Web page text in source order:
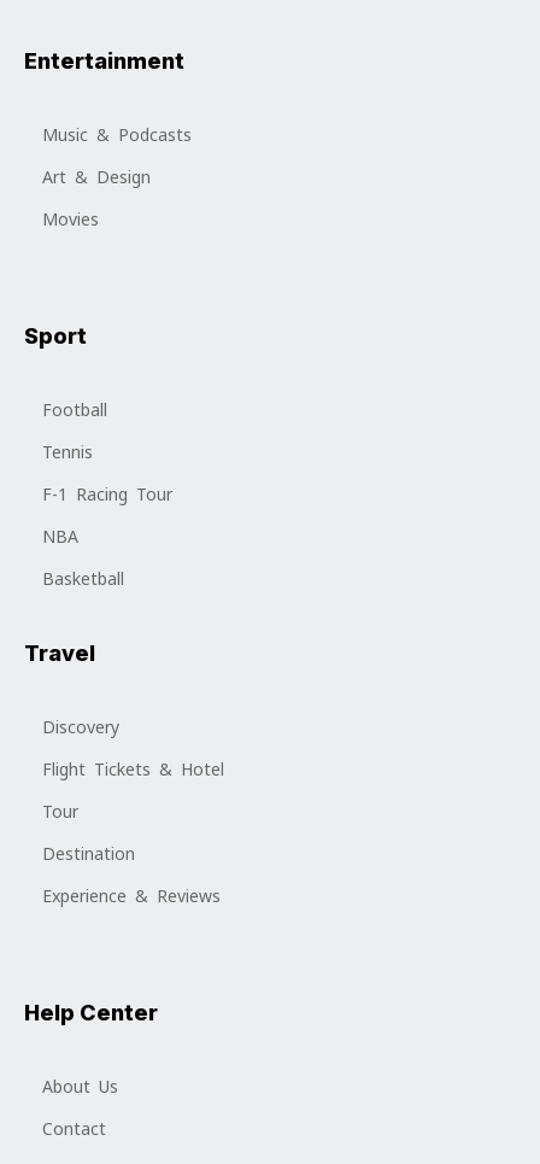
Entertainment
Music & Podcasts
Art & Design
Movies
Sport
Football
Tennis
F-1 Racing Tour
NBA
Basketball
Travel
Discovery
Flight Tickets & Hotel
Tour
Destination
Experience & Reviews
Help Center
About Us
Contact